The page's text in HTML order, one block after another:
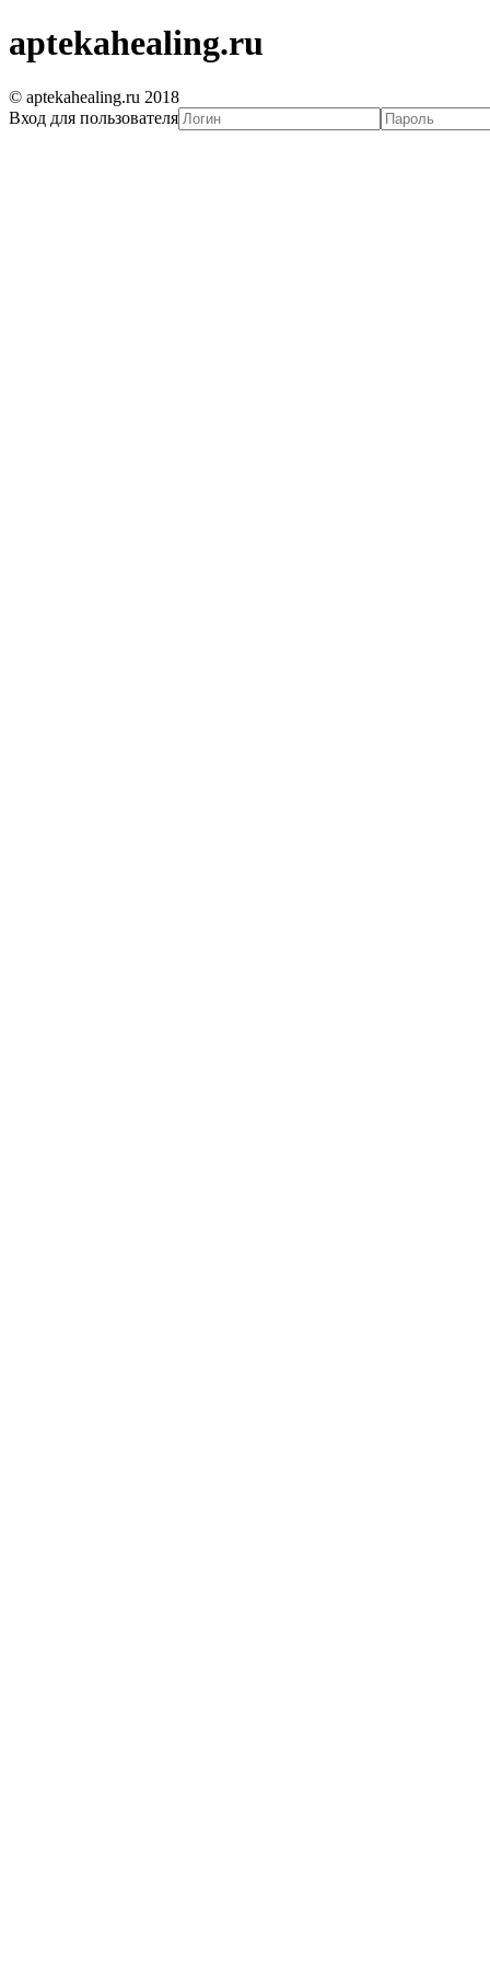
aptekahealing.ru
© aptekahealing.ru 2018
Вход для пользователя